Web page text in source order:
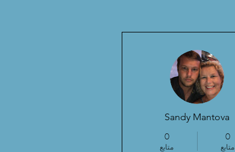
Sandy Mantova
0
متابع
0
متابع